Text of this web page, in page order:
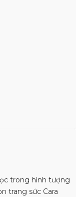
trong hình tượng
trang sức Cara